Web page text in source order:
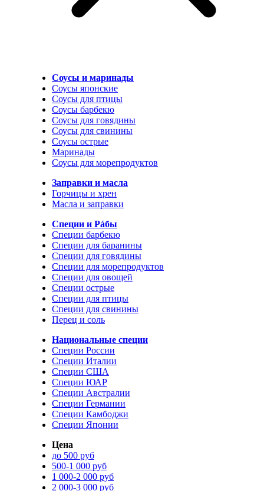
Соусы и маринады
Соусы японские
Соусы для птицы
Соусы барбекю
Соусы для говядины
Соусы для свинины
Соусы острые
Маринады
Соусы для морепродуктов
Заправки и масла
Горчицы и хрен
Масла и заправки
Специи и Рáбы
Специи барбекю
Специи для баранины
Специи для говядины
Специи для морепродуктов
Специи для овощей
Специи острые
Специи для птицы
Специи для свинины
Перец и соль
Национальные специи
Специи России
Специи Италии
Специи США
Специи ЮАР
Специи Австралии
Специи Германии
Специи Камбоджи
Специи Японии
Цена
до 500 руб
500-1 000 руб
1 000-2 000 руб
2 000-3 000 руб